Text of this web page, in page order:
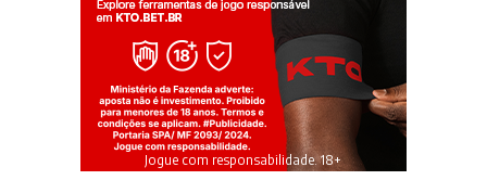
Jogue com responsabilidade. 18+